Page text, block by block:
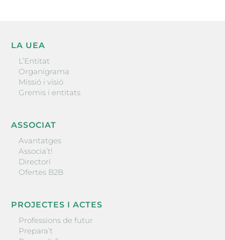
LA UEA
L’Entitat
Organigrama
Missió i visió
Gremis i entitats
ASSOCIAT
Avantatges
Associa’t!
Directori
Ofertes B2B
PROJECTES I ACTES
Professions de futur
Prepara’t